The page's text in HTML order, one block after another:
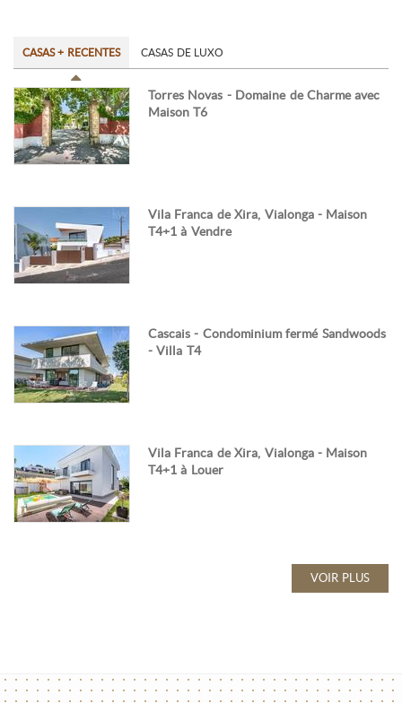
CASAS + RECENTES CASAS DE LUXO
Torres Novas - Domaine de Charme avec
Maison T6
Vila Franca de Xira, Vialonga - Maison
T4+1 à Vendre
Cascais - Condominium fermé Sandwoods
- Villa T4
Vila Franca de Xira, Vialonga - Maison
T4+1 à Louer
VOIR PLUS